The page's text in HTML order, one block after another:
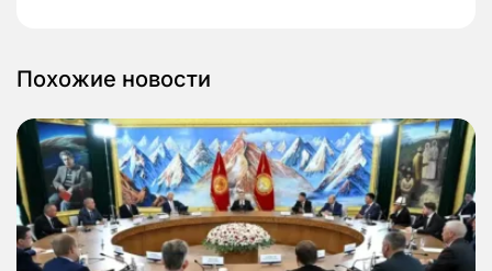
Похожие новости